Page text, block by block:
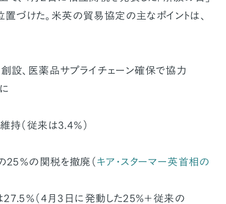
置づけた。米英の貿易協定の主なポイントは、
創設、医薬品サプライチェーン確保で協力
持（従来は3.4％）
25％の関税を撤廃（ キア・スターマー英首相の
％（4月3日に発動した25%＋従来の